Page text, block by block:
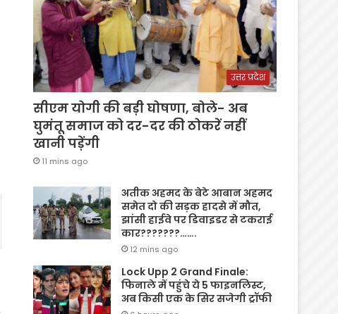
उत्तर प्रदेश
सीएम योगी की बड़ी घोषणा, बोले- अब
घुमंतू समाज को दर-दर की ठोकरें नहीं
खानी पड़ेंगी
11 mins ago
अतीक अहमद के बेटे आबान अहमद
समेत दो की सड़क हादसे में मौत,
झांसी हाईवे पर डिवाइडर से टकराई
कार???????…….
12 mins ago
Lock Upp 2 Grand Finale:
फिनाले में पहुंचे ये 5 फाइनलिस्ट,
अब किसी एक के सिर सजेगी ट्रॉफी